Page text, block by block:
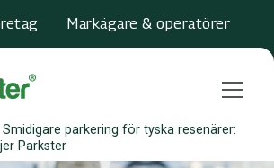
Markägare & operatörer
Menu
Smidigare parkering för tyska resenärer:
Parkster